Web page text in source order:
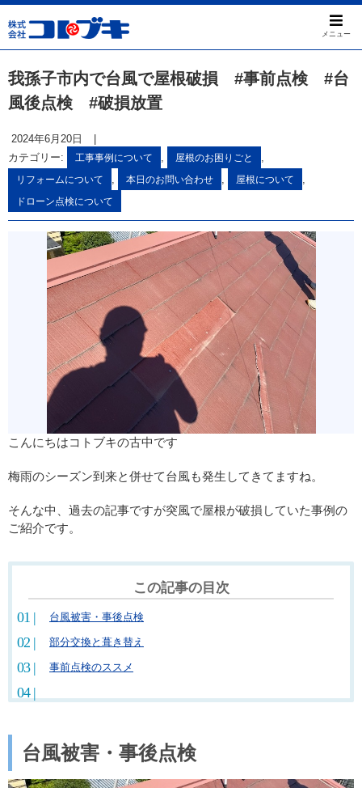
メニュー
我孫子市内で台風で屋根破損 #事前点検 #台
風後点検 #破損放置
2024年6月20日
カテゴリー:
工事事例について , 屋根のお困りごと ,
リフォームについて , 本日のお問い合わせ , 屋根について ,
ドローン点検について
こんにちはコトブキの古中です
梅雨のシーズン到来と併せて台風も発生してきてますね。
そんな中、過去の記事ですが突風で屋根が破損していた事例の
ご紹介です。
この記事の目次
台風被害・事後点検
部分交換と葺き替え
事前点検のススメ
台風被害・事後点検